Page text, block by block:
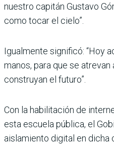
nuestro capitán Gustavo
como tocar el cielo”.
Igualmente significó: “Hoy
manos, para que se
construyan el futuro”.
Con la habilitación de
esta escuela pública, el
aislamiento digital en dicha